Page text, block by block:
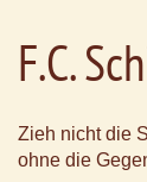
F.C.
Zieh nicht die
ohne die